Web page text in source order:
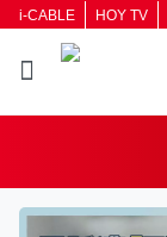
i-CABLE HOY TV